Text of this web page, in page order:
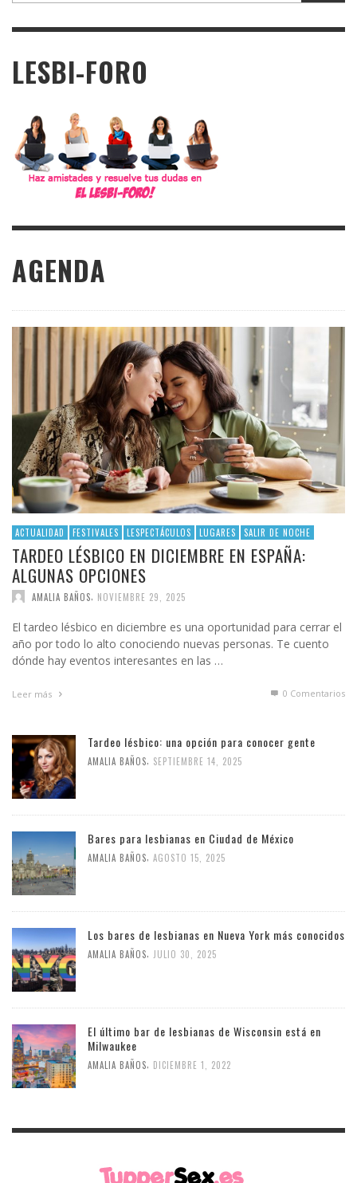
LESBI-FORO
AGENDA
ACTUALIDAD FESTIVALES LESPECTÁCULOS LUGARES SALIR DE NOCHE
TARDEO LÉSBICO EN DICIEMBRE EN ESPAÑA:
ALGUNAS OPCIONES
AMALIA BAÑOS NOVIEMBRE 29, 2025
El tardeo lésbico en diciembre es una oportunidad para cerrar el
año por todo lo alto conociendo nuevas personas. Te cuento
dónde hay eventos interesantes en las …
Leer más 0 Comentarios
Tardeo lésbico: una opción para conocer gente
AMALIA BAÑOS, SEPTIEMBRE 14, 2025
Bares para lesbianas en Ciudad de México
AMALIA BAÑOS, AGOSTO 15, 2025
Los bares de lesbianas en Nueva York más conocidos
AMALIA BAÑOS, JULIO 30, 2025
El último bar de lesbianas de Wisconsin está en
Milwaukee
AMALIA BAÑOS, DICIEMBRE 1, 2022